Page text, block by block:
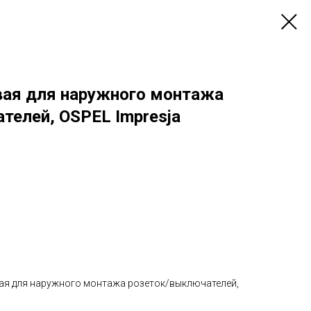
для наружного монтажа
OSPEL Impresja
для наружного монтажа розеток/выключателей,